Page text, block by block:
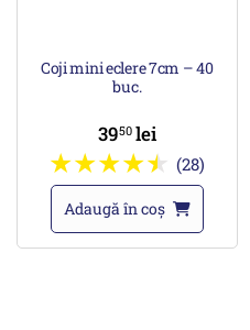
Coji mini eclere 7cm – 40
buc.
3950 lei
(28)
Adaugă în coș